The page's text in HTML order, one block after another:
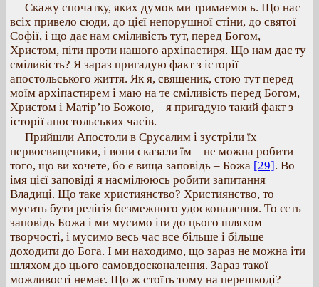
Скажу спочатку, яких думок ми тримаємось. Що нас
всіх привело сюди, до цієї непорушної стіни, до святої
Софії, і що дає нам сміливість тут, перед Богом,
Христом, піти проти нашого архіпастиря. Що нам дає ту
сміливість? Я зараз пригадую факт з історії
апостольського життя. Як я, священик, стою тут перед
моїм архіпастирем і маю на те сміливість перед Богом,
Христом і Матір’ю Божою, – я пригадую такий факт з
історії апостольських часів.
Прийшли Апостоли в Єрусалим і зустріли їх
первосвященики, і вони сказали їм – не можна робити
того, що ви хочете, бо є вища заповідь – Божа [29]. Во
імя цієї заповіді я насмілююсь робити запитання
Владиці. Що таке християнство? Християнство, то
мусить бути релігія безмежного удосконалення. То єсть
заповідь Божа і ми мусимо іти до цього шляхом
творчості, і мусимо весь час все більше і більше
доходити до Бога. І ми находимо, що зараз не можна іти
шляхом до цього самовдосконалення. Зараз такої
можливості немає. Що ж стоїть тому на перешкоді?